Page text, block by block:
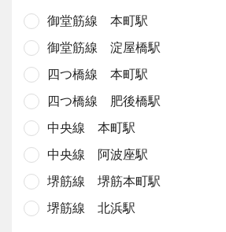
御堂筋線 本町駅
御堂筋線 淀屋橋駅
四つ橋線 本町駅
四つ橋線 肥後橋駅
中央線 本町駅
中央線 阿波座駅
堺筋線 堺筋本町駅
堺筋線 北浜駅